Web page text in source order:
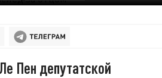
Пен депутатской